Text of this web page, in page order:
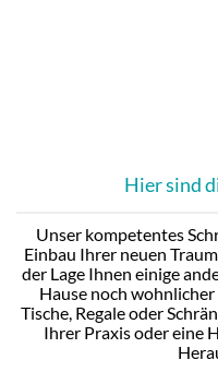
Hier sind
Unser kompetentes
Einbau Ihrer neuen
der Lage Ihnen einige
Hause noch
Tische, Regale oder
Ihrer Praxis oder eine